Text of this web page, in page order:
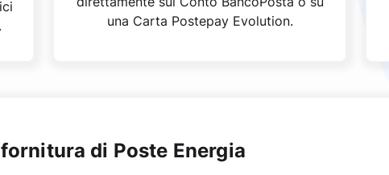
una Carta Postepay Evolution.
di Poste Energia